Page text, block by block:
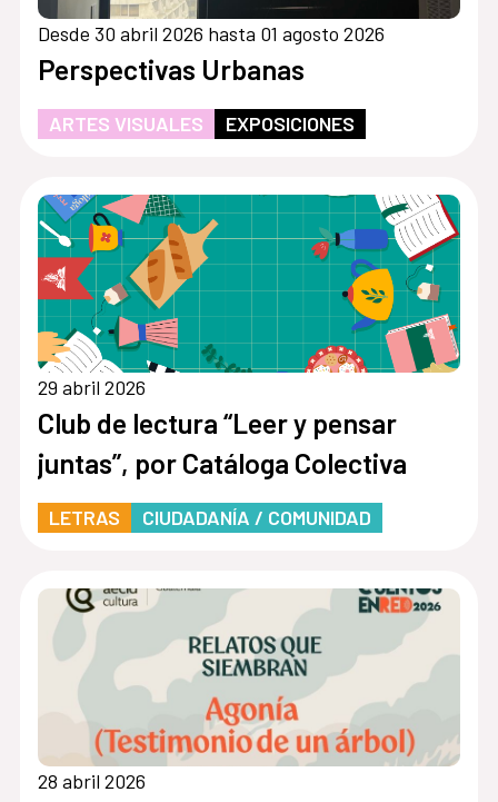
Desde 30 abril 2026 hasta 01 agosto 2026
Perspectivas Urbanas
ARTES VISUALES EXPOSICIONES
29 abril 2026
Club de lectura “Leer y pensar
juntas”, por Catáloga Colectiva
LETRAS CIUDADANÍA / COMUNIDAD
28 abril 2026